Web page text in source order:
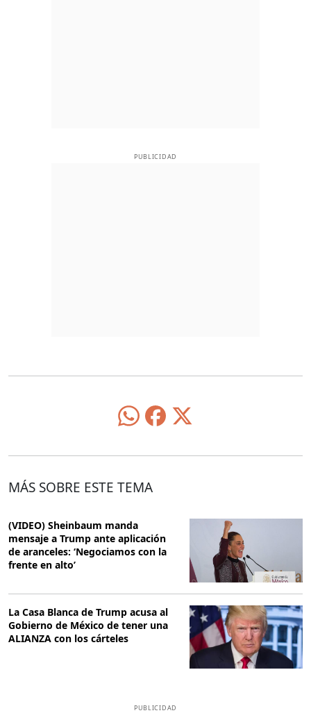
PUBLICIDAD
MÁS SOBRE ESTE TEMA
(VIDEO) Sheinbaum manda
mensaje a Trump ante aplicación
de aranceles: ‘Negociamos con la
frente en alto’
La Casa Blanca de Trump acusa al
Gobierno de México de tener una
ALIANZA con los cárteles
PUBLICIDAD